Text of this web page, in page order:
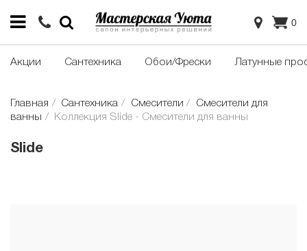
0
Акции Сантехника Обои/Фрески Латунные
Главная Сантехника Смесители
Смесители для
ванны
Коллекция Slide - Смесители для ванны
Slide